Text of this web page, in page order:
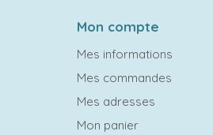
Mon compte
Mes informations
Mes commandes
Mes adresses
Mon panier